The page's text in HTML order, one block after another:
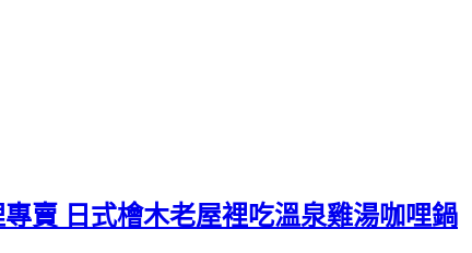
賣 日式檜木老屋裡吃溫泉雞湯咖哩鍋